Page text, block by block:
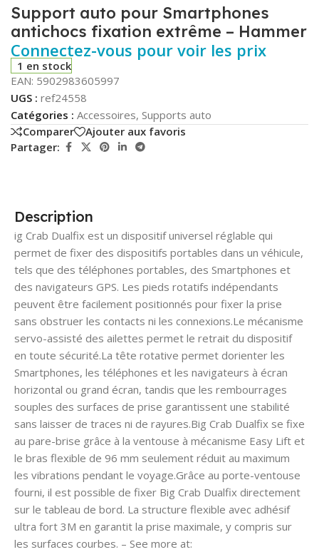
Support auto pour Smartphones
antichocs fixation extrême – Hammer
Connectez-vous pour voir les prix
1 en stock
EAN: 5902983605997
UGS : ref24558
Catégories : Accessoires, Supports auto
Comparer
Ajouter aux favoris
Partager:
Description
ig Crab Dualfix est un dispositif universel réglable qui
permet de fixer des dispositifs portables dans un véhicule,
tels que des téléphones portables, des Smartphones et
des navigateurs GPS. Les pieds rotatifs indépendants
peuvent être facilement positionnés pour fixer la prise
sans obstruer les contacts ni les connexions.Le mécanisme
servo-assisté des ailettes permet le retrait du dispositif
en toute sécurité.La tête rotative permet dorienter les
Smartphones, les téléphones et les navigateurs à écran
horizontal ou grand écran, tandis que les rembourrages
souples des surfaces de prise garantissent une stabilité
sans laisser de traces ni de rayures.Big Crab Dualfix se fixe
au pare-brise grâce à la ventouse à mécanisme Easy Lift et
le bras flexible de 96 mm seulement réduit au maximum
les vibrations pendant le voyage.Grâce au porte-ventouse
fourni, il est possible de fixer Big Crab Dualfix directement
sur le tableau de bord. La structure flexible avec adhésif
ultra fort 3M en garantit la prise maximale, y compris sur
les surfaces courbes. – See more at: